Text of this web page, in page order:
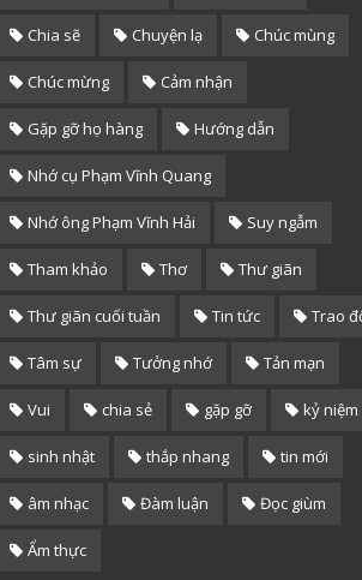
Chia sẽ Chuyện lạ Chúc mùng
Chúc mừng Cảm nhận
Gặp gỡ họ hàng Hướng dẫn
Nhớ cụ Phạm Vĩnh Quang
Nhớ ông Phạm Vĩnh Hải Suy ngẫm
Tham khảo Thơ Thư giãn
Thư giãn cuối tuần Tin tức Trao
Tâm sự Tưởng nhớ Tản mạn
Vui chia sẻ gặp gỡ kỷ niệm
sinh nhật thắp nhang tin mới
âm nhạc Đàm luận Đọc giùm
Ẩm thực